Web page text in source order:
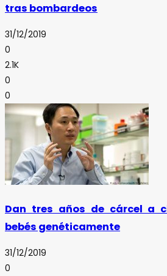
tras bombardeos
31/12/2019
0
2.1K
0
0
Dan tres años de cárcel a
bebés genéticamente
31/12/2019
0